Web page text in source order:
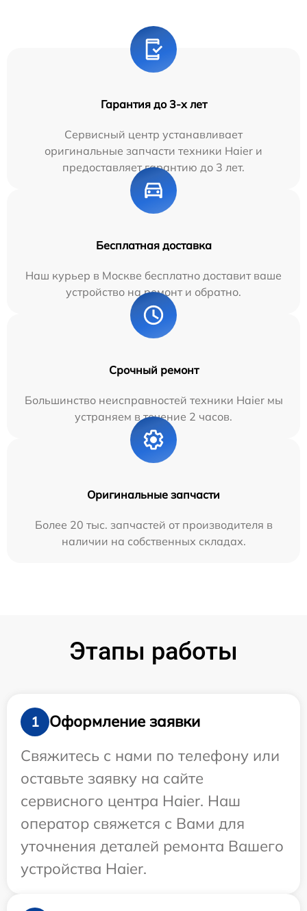
Гарантия до 3-х лет
Сервисный центр устанавливает
оригинальные запчасти техники Haier и
предоставляет гарантию до 3 лет.
Бесплатная доставка
Наш курьер в Москве бесплатно доставит ваше
устройство на ремонт и обратно.
Срочный ремонт
Большинство неисправностей техники Haier мы
устраняем в течение 2 часов.
Оригинальные запчасти
Более 20 тыс. запчастей от производителя в
наличии на собственных складах.
Этапы работы
1
Оформление заявки
Свяжитесь с нами по телефону или
оставьте заявку на сайте
сервисного центра Haier. Наш
оператор свяжется с Вами для
уточнения деталей ремонта Вашего
устройства Haier.